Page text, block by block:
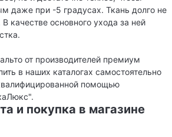
даже при -5 градусах. Ткань долго не
качестве основного ухода за ней
от производителей премиум
в наших каталогах самостоятельно
помощью
и покупка в магазине